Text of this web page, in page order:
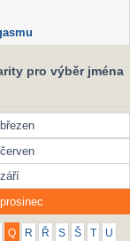
pro výběr jména
březen
červen
září
prosinec
Q R Ř S Š U